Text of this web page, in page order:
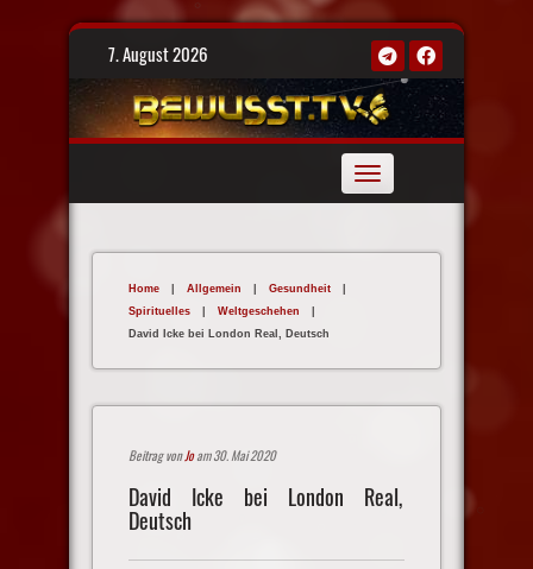
Skip
7. August 2026
Toggle
navigation
Home | Allgemein | Gesundheit
|
Spirituelles
| Weltgeschehen
|
David Icke bei London Real, Deutsch
Beitrag vonJoam 30. Mai 2020
David Icke bei London Real,
Deutsch